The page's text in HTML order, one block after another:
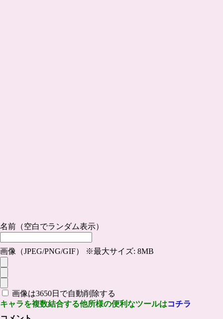
名前（空白でランダム表示）
画像（JPEG/PNG/GIF） ※最大サイズ: 8MB
画像は3650日で自動削除する
キャラを複数結合する他所様の便利なツールはコチラ